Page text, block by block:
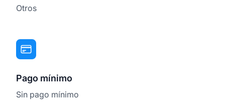
Otros
Pago mínimo
Sin pago mínimo